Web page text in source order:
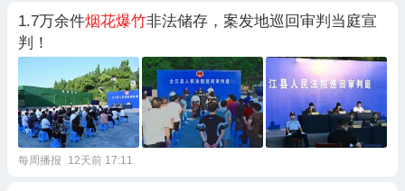
1.7万余件烟花爆竹非法储存，案发地巡回审判当庭宣
判！
每周播报 12天前 17:11